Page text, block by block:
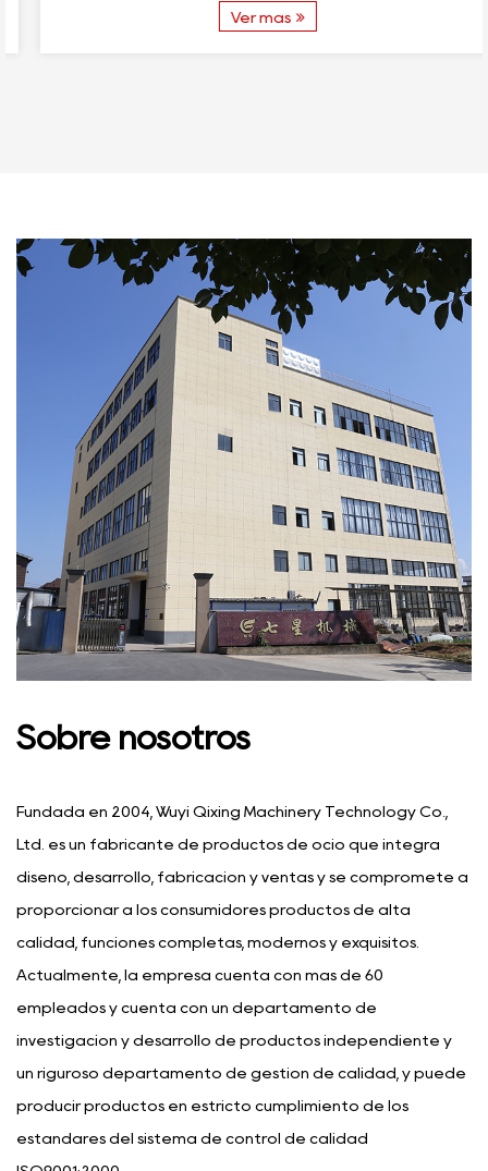
meticulosa atenc...
Ver más
Sobre nosotros
Fundada en 2004, Wuyi Qixing Machinery Technology Co.,
Ltd. es un fabricante de productos de ocio que integra
diseño, desarrollo, fabricación y ventas y se compromete a
proporcionar a los consumidores productos de alta
calidad, funciones completas, modernos y exquisitos.
Actualmente, la empresa cuenta con más de 60
empleados y cuenta con un departamento de
investigación y desarrollo de productos independiente y
un riguroso departamento de gestión de calidad, y puede
producir productos en estricto cumplimiento de los
estándares del sistema de control de calidad